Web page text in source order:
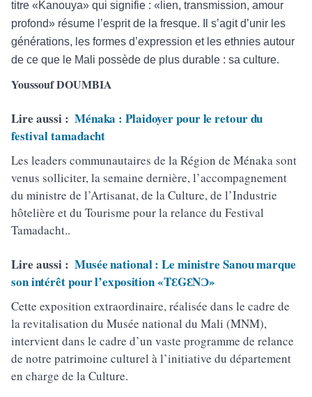
titre «Kanouya» qui signifie : «lien, transmission, amour
profond» résume l’esprit de la fresque. Il s’agit d’unir les
générations, les formes d’expression et les ethnies autour
de ce que le Mali possède de plus durable : sa culture.
Youssouf DOUMBIA
Lire aussi : Ménaka : Plaidoyer pour le retour du
festival tamadacht
Les leaders communautaires de la Région de Ménaka sont
venus solliciter, la semaine dernière, l’accompagnement
du ministre de l’Artisanat, de la Culture, de l’Industrie
hôtelière et du Tourisme pour la relance du Festival
Tamadacht..
Lire aussi : Musée national : Le ministre Sanou marque
son intérêt pour l’exposition «TƐGƐNƆ»
Cette exposition extraordinaire, réalisée dans le cadre de
la revitalisation du Musée national du Mali (MNM),
intervient dans le cadre d’un vaste programme de relance
de notre patrimoine culturel à l’initiative du département
en charge de la Culture.